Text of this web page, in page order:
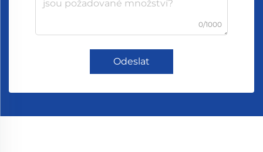
0/1000
Odeslat